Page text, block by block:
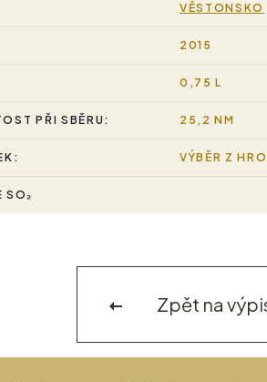
VĚSTONSKO
2015
0,75 L
PŘI SBĚRU: 25,2 NM
VÝBĚR Z
SO₂
Zpět na